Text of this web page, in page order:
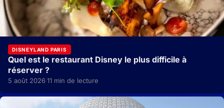
DISNEYLAND PARIS
Quel est le restaurant Disney le plus difficile à
réserver ?
5 août 2026·11 min de lecture